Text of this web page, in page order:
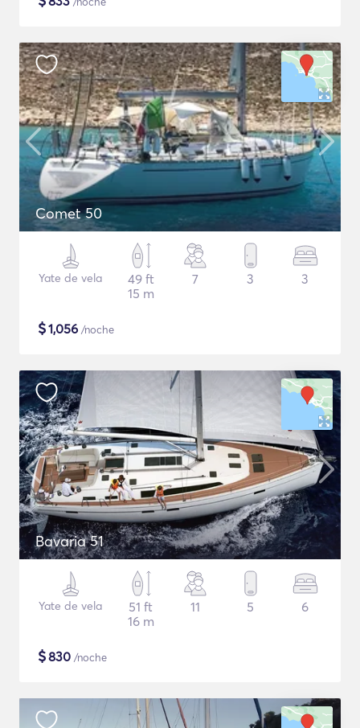
Comet 50
Yate de vela
49 ft
15 m
7 3 3
$1,056 /noche
Bavaria 51
Yate de vela
51 ft
16 m
11 5 6
$830 /noche